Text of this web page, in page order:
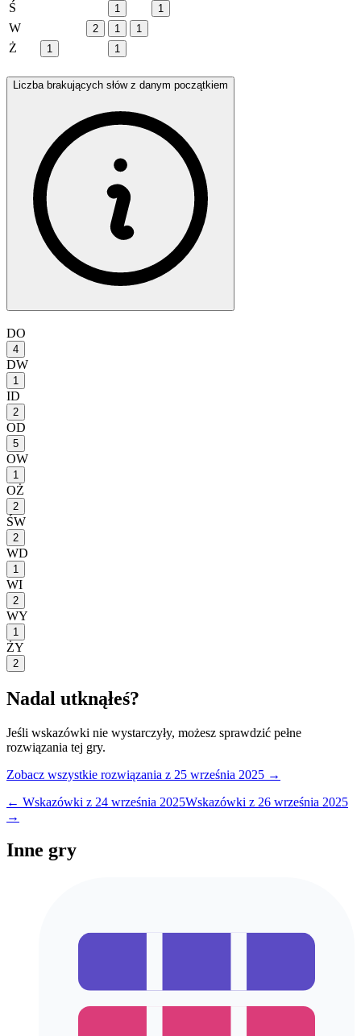
Ś 1 1
W 2 1 1
Ż 1 1
Liczba brakujących słów z danym początkiem
DO
4
DW
1
ID
2
OD
5
OW
1
OŻ
2
ŚW
2
WD
1
WI
2
WY
1
ŻY
2
Nadal utknąłeś?
Jeśli wskazówki nie wystarczyły, możesz sprawdzić pełne
rozwiązania tej gry.
Zobacz wszystkie rozwiązania z 25 września 2025 →
← Wskazówki z 24 września 2025Wskazówki z 26 września 2025
→
Inne gry